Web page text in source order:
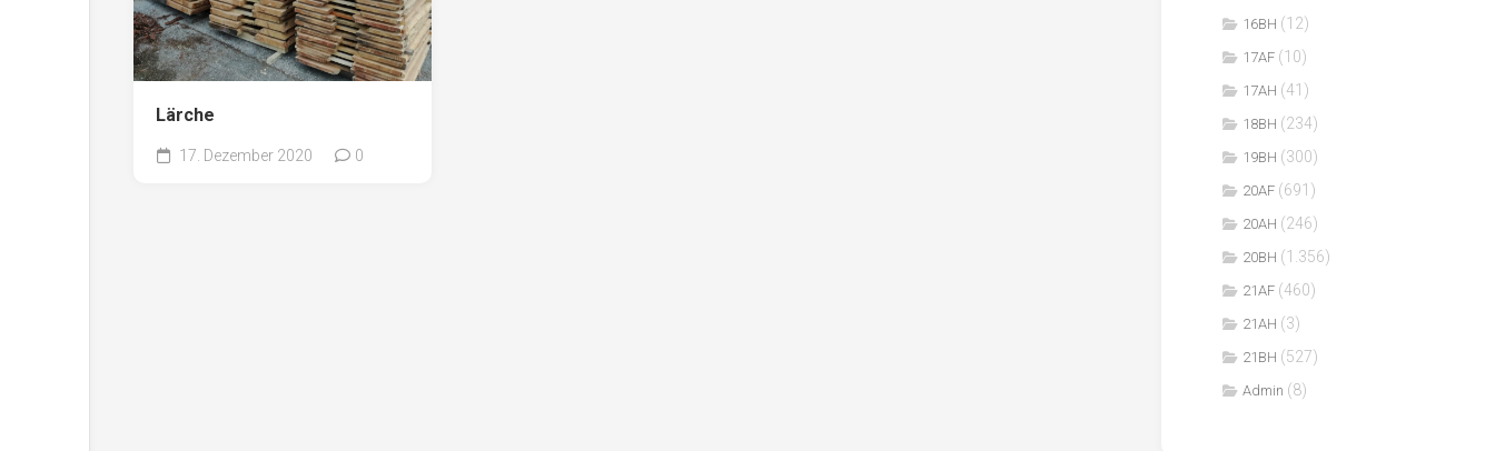
Lärche
17. Dezember 2020 0
16BH (12)
17AF (10)
17AH (41)
18BH (234)
19BH (300)
20AF (691)
20AH (246)
20BH (1.356)
21AF (460)
21AH (3)
21BH (527)
Admin (8)